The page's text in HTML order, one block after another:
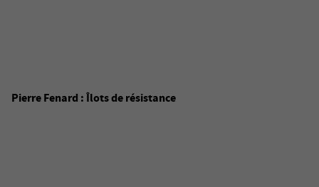
Pierre Fenard : Îlots de résistance